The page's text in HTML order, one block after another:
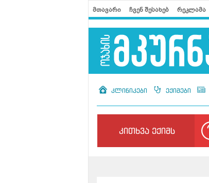
მთავარი ჩვენ შესახებ რეკლამა
კლინიკები ექიმები
კითხვა ექიმს